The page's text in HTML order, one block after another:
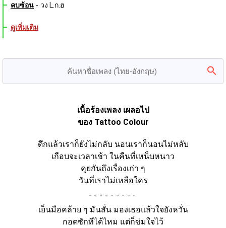
คบซ้อน - วง L.ก.ฮ
ดูเพิ่มเติม
เนื้อร้องเพลง เผลอไป
ของ Tattoo Colour
ดึกแล้วเราก็ยังไม่กลับ นอนเราก็นอนไม่หลับ
เกือบจะเวลาเช้า ในคืนที่เหน็บหนาว
คุยกันถึงเรื่องเก่า ๆ
วันที่เราไม่เหลือใคร
-
เย็นมือคล้าย ๆ มันสั่น มองเธอแล้วใจยังหวั่น
กอดซักทีได้ไหม แต่ก็ข่มใจไว้